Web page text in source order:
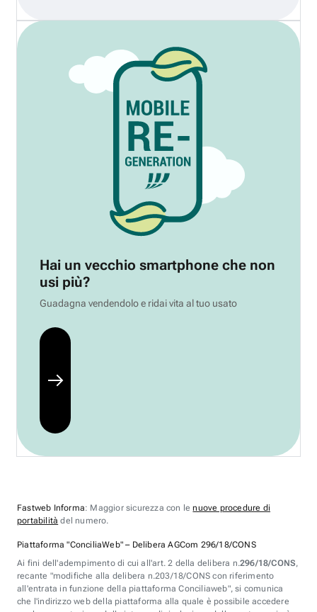
Hai un vecchio smartphone che non
usi più?
Guadagna vendendolo e ridai vita al tuo usato
Fastweb Informa: Maggior sicurezza con lenuove procedure di
portabilità del numero.
Piattaforma "ConciliaWeb" – Delibera AGCom 296/18/CONS
Ai fini dell'adempimento di cui all'art. 2 della delibera n.296/18/CONS,
recante "modifiche alla delibera n.203/18/CONS con riferimento
all'entrata in funzione della piattaforma Conciliaweb", si comunica
che l'indirizzo web della piattaforma alla quale è possibile accedere